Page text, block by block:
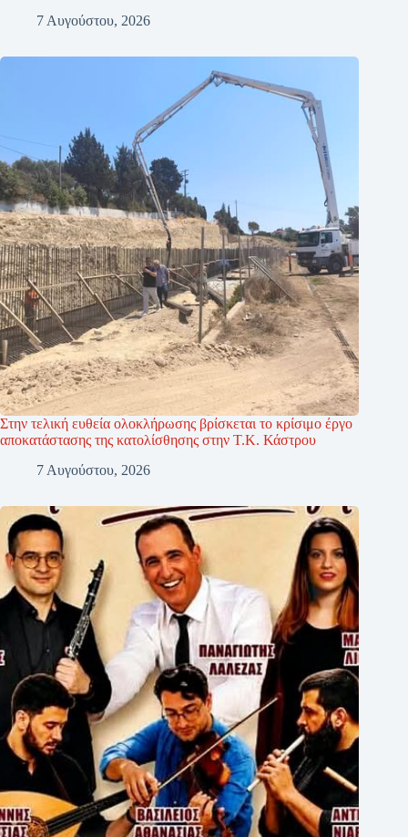
7 Αυγούστου, 2026
Στην τελική ευθεία ολοκλήρωσης βρίσκεται το κρίσιμο έργο
αποκατάστασης της κατολίσθησης στην Τ.Κ. Κάστρου
7 Αυγούστου, 2026